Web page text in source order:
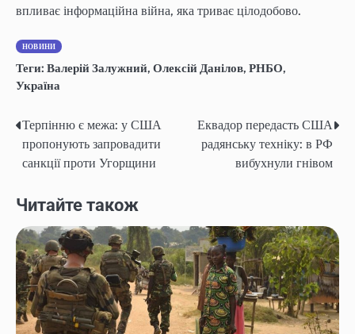
впливає інформаційна війна, яка триває цілодобово.
НОВИНИ
Теги: Валерій Залужний, Олексій Данілов, РНБО,
Україна
Post
navigation
Терпінню є межа: у США
пропонують запровадити
санкції проти Угорщини
Еквадор передасть США
радянську техніку: в РФ
вибухнули гнівом
Читайте також